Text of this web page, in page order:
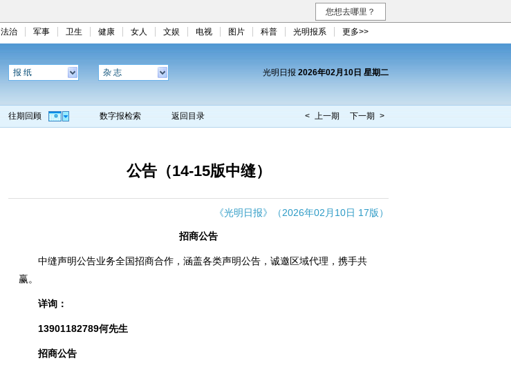
您想去哪里？
法治 军事 卫生 健康 女人 文娱 电视 图片 科普 光明报系 更多>>
报 纸 杂 志 光明日报 2026年02月10日 星期二
往期回顾 数字报检索 返回目录 < 上一期 下一期 >
公告（14-15版中缝）
《光明日报》（2026年02月10日 17版）
招商公告
中缝声明公告业务全国招商合作，涵盖各类声明公告，诚邀区域代理，携手共
赢。
详询：
13901182789何先生
招商公告